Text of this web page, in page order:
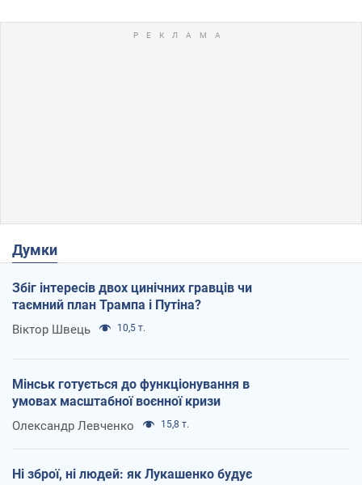
Думки
Збіг інтересів двох цинічних гравців чи
таємний план Трампа і Путіна?
Віктор Швець 10,5 т.
Мінськ готується до функціонування в
умовах масштабної воєнної кризи
Олександр Левченко 15,8 т.
Ні зброї, ні людей: як Лукашенко будує